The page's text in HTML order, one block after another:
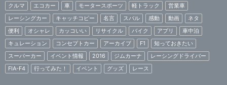
クルマ エコカー 車 モータースポーツ 軽トラック
営業車
レーシングカー
キャッチコピー 名言 スバル 感動 動画
ネタ
便利
オシャレ カッコいい リサイクル バイク アプリ
車中泊
キュレーション
コンセプトカー アーカイブ F1
知っておきたい
スーパーカー
イベント情報 2016 ジムカーナ
レーシングドライバー
FIA-F4
行ってみた！ イベント グッズ レース